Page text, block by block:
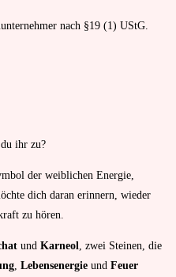
nach §19 (1) UStG.
ihr zu?
der weiblichen Energie,
dich daran erinnern, wieder
zu hören.
und Karneol, zwei Steinen, die
, Lebensenergie und Feuer